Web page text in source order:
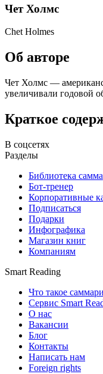
Чет Холмс
Chet Holmes
Об авторе
Чет Холмс —
увеличивали годовой
Краткое
В соцсетях
Разделы
Библиотека
Бот-тренер
Корпоративные
Подписаться
Подарки
Инфографика
Магазин книг
Компаниям
Smart Reading
Что такое саммари
Сервис Smart
О нас
Вакансии
Блог
Контакты
Написать нам
Foreign rights